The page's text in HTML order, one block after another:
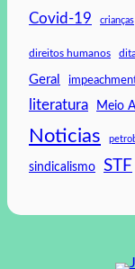
Covid-19 crianças
direitos humanos
Geral
literatura Meio
Noticias
sindicalismo STF